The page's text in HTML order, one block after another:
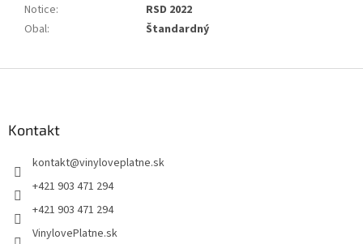
Notice:
RSD 2022
Obal: Štandardný
Kontakt
kontakt@vinyloveplatne.sk
+421 903 471 294
+421 903 471 294
VinylovePlatne.sk